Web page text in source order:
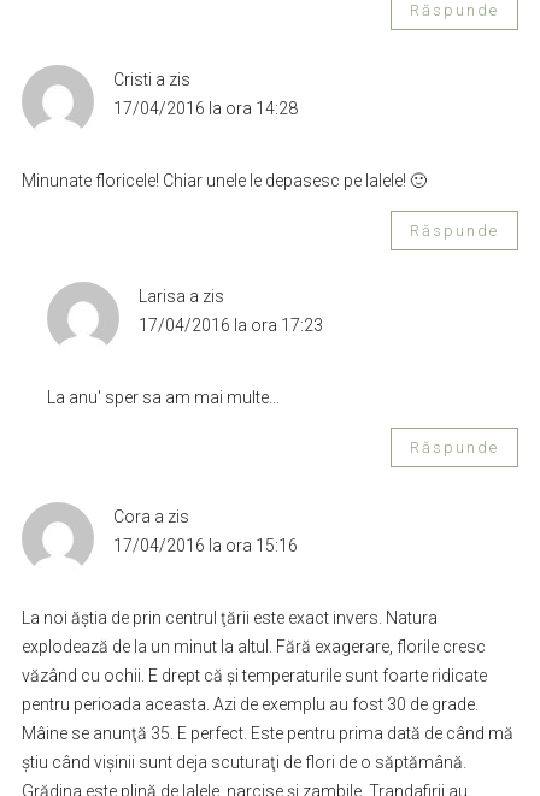
Răspunde
Cristi a zis
17/04/2016 la ora 14:28
Minunate floricele! Chiar unele le depasesc pe lalele! 🙂
Răspunde
Larisa a zis
17/04/2016 la ora 17:23
La anu' sper sa am mai multe…
Răspunde
Cora a zis
17/04/2016 la ora 15:16
La noi ăştia de prin centrul ţării este exact invers. Natura
explodează de la un minut la altul. Fără exagerare, florile cresc
văzând cu ochii. E drept că şi temperaturile sunt foarte ridicate
pentru perioada aceasta. Azi de exemplu au fost 30 de grade.
Mâine se anunţă 35. E perfect. Este pentru prima dată de când mă
ştiu când vişinii sunt deja scuturaţi de flori de o săptămână.
Grădina este plină de lalele, narcise şi zambile. Trandafirii au